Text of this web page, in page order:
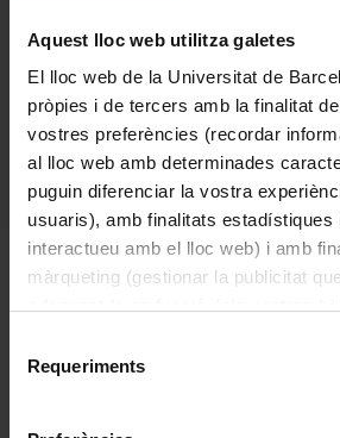
Aquest lloc web utilitza galetes
El lloc web de la Universitat de
pròpies i de tercers amb la finalitat
vostres preferències (recordar
al lloc web amb determinades
puguin diferenciar la vostra
usuaris), amb finalitats estadístiques
interactueu amb el lloc web) i amb
màrqueting (gestionar la publicitat
consultar laPolítica de galetes del
Requeriments
Agents
Categories:Notícies
Unraveling the Formation of Ternary
Nanophases and Their Potential as
An international work lead by